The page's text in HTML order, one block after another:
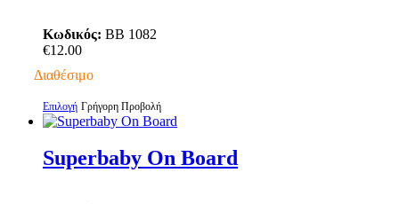
επιλογές
μπορούν
επιλεγούν
στη
σελίδα
του
προϊόντος
Κωδικός: BB 1082
€12.00
Διαθέσιμο
Επιλογή Αυτό
το
έχει
πολλαπλές
Γρήγορη Προβολή
Superbaby On Board